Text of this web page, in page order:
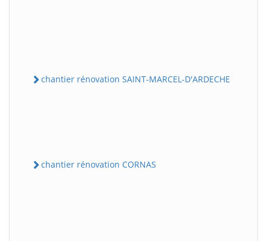
chantier rénovation SAINT-MARCEL-D'ARDECHE
chantier rénovation CORNAS